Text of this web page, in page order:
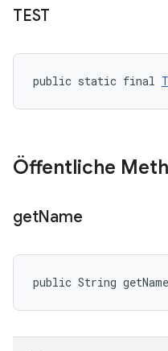
TEST
public static final
Öffentliche
getName
public String